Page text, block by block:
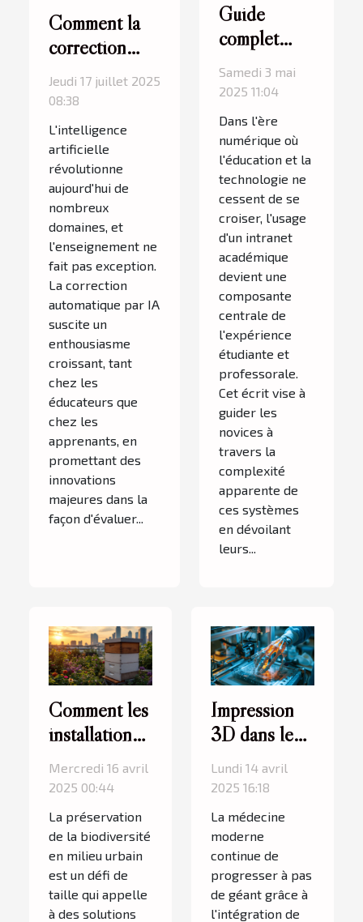
Comment la
correction
automatique
par IA
transforme-t-
elle
l'enseignement
?
Jeudi 17 juillet 2025
08:38
L'intelligence
artificielle
révolutionne
aujourd'hui de
nombreux
domaines, et
l'enseignement ne
fait pas exception.
La correction
automatique par IA
suscite un
enthousiasme
croissant, tant
chez les
éducateurs que
chez les
apprenants, en
promettant des
innovations
majeures dans la
façon d'évaluer...
Guide
complet
pour
débutants
sur
l'utilisation
d'un intranet
académique
Samedi 3 mai
2025 11:04
Dans l'ère
numérique où
l'éducation et la
technologie ne
cessent de se
croiser, l'usage
d'un intranet
académique
devient une
composante
centrale de
l'expérience
étudiante et
professorale.
Cet écrit vise à
guider les
novices à
travers la
complexité
apparente de
ces systèmes
en dévoilant
leurs...
Comment les
installations
de ruches
urbaines
favorisent la
biodiversité
en milieu
urbain
Mercredi 16 avril
2025 00:44
La préservation
de la biodiversité
en milieu urbain
est un défi de
taille qui appelle
à des solutions
Impression
3D dans le
secteur
médical
applications
prometteuses
et impact sur
la fabrication
de prothèses
Lundi 14 avril
2025 16:18
La médecine
moderne
continue de
progresser à pas
de géant grâce à
l'intégration de